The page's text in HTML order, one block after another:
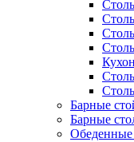
Барные
Барные